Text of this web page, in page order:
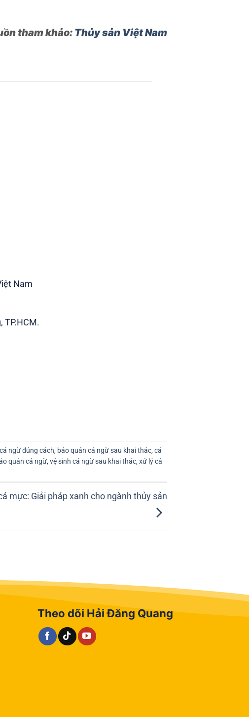
tham khảo: Thủy sản Việt Nam
Nam
TP.HCM.
ngừ đúng cách, bảo quản cá ngừ sau khai thác,cá
quản cá ngừ,vệ sinh cá ngừ sau khai thác,xử lý cá
mực: Giải pháp xanh cho ngành thủy sản
Theo dõi Hải Đăng Quang